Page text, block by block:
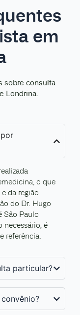
em
sobre consulta
Londrina.
o que
da região
do Dr. Hugo
São Paulo
necessário, é
referência.
particular?